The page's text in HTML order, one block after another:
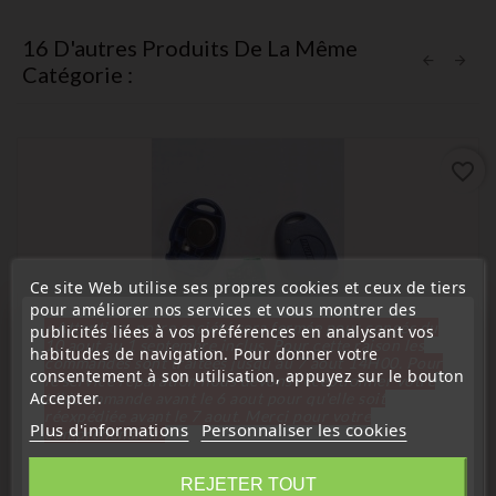
16 D'autres Produits De La Même
Catégorie :
Télécommande Émetteur Fiat 1 Boutons TRW 210300
Ce site Web utilise ses propres cookies et ceux de tiers
pour améliorer nos services et vous montrer des
publicités liées à vos préférences en analysant vos
habitudes de navigation. Pour donner votre
consentement à son utilisation, appuyez sur le bouton
Accepter.
Plus d'informations Personnaliser les cookies
REJETER TOUT
« Attention, notre société sera fermée pour congés du
10 aout au 1 septembre inclus. Pour cette raison les
commandes sont traitées jusqu'au 7 aout 14H00. Pour
le service réparation nous devons réceptionner votre
télécommande avant le 6 aout pour qu'elle soit
compréhension»
Fermer